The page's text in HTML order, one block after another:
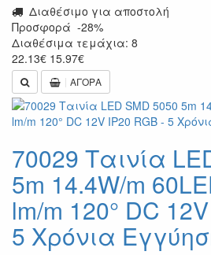
Διαθέσιμο για αποστολή
Προσφορά -28%
Διαθέσιμα τεμάχια: 8
22.13€ 15.97€
ΑΓΟΡΑ
70029 Ταινία
5m 14.4W/m
lm/m 120° DC
5 Χρόνια